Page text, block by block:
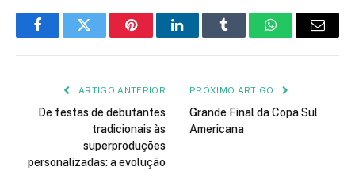
FacebookTwitter PinterestLinkedInTumblr WhatsApp
E-
ARTIGO ANTERIOR
De festas de debutantes
tradicionais às
superproduções
personalizadas: a evolução
PRÓXIMO ARTIGO
Grande Final da Copa Sul
Americana